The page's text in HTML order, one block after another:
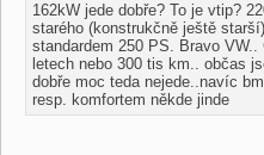
162kW jede dobře? To je vtip?
starého (konstrukčně ještě
standardem 250 PS. Bravo
letech nebo 300 tis km.. občas
dobře moc teda nejede..navíc
resp. komfortem někde jinde